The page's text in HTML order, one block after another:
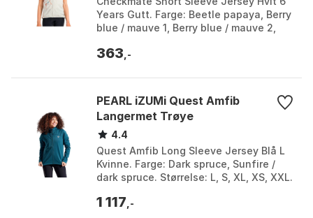
Years Gutt. Farge: Beetle papaya, Berry
blue / mauve 1, Berry blue / mauve 2,
sea b...
363 ,-
PEARL iZUMi Quest Amfib
Langermet Trøye
4.4
Quest Amfib Long Sleeve Jersey Blå L
Kvinne. Farge: Dark spruce, Sunfire /
dark spruce. Størrelse: L, S, XL, XS, XXL.
1 117 ,-